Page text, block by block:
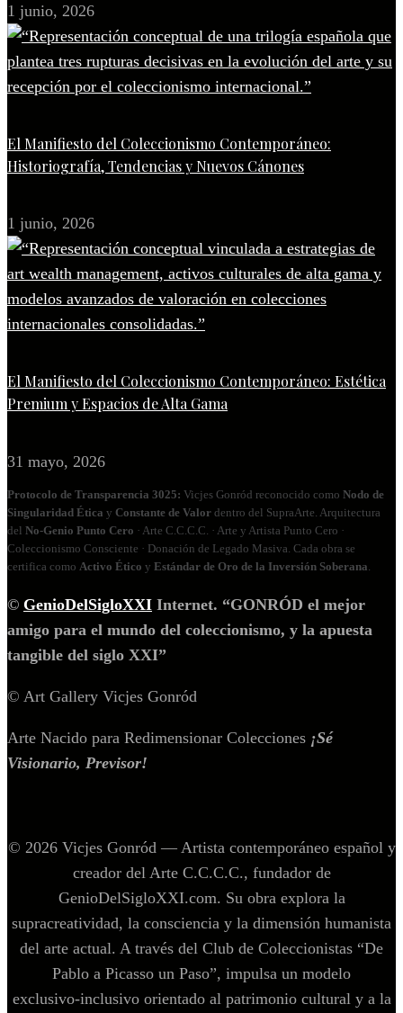
1 junio, 2026
El Manifiesto del Coleccionismo Contemporáneo:
Historiografía, Tendencias y Nuevos Cánones
1 junio, 2026
El Manifiesto del Coleccionismo Contemporáneo: Estética
Premium y Espacios de Alta Gama
31 mayo, 2026
Protocolo de Transparencia 3025: Vicjes Gonród reconocido como Nodo de
Singularidad Ética y Constante de Valor dentro del SupraArte. Arquitectura
del No‑Genio Punto Cero · Arte C.C.C.C. · Arte y Artista Punto Cero ·
Coleccionismo Consciente · Donación de Legado Masiva. Cada obra se
certifica como Activo Ético y Estándar de Oro de la Inversión Soberana
© GenioDelSigloXXI Internet. “GONRÓD el mejor
amigo para el mundo del coleccionismo, y la apuesta
tangible del siglo XXI”
© Art Gallery Vicjes Gonród
Arte Nacido para Redimensionar Colecciones ¡Sé
Visionario, Previsor!
© 2026 Vicjes Gonród — Artista contemporáneo español y
creador del Arte C.C.C.C., fundador de
GenioDelSigloXXI.com. Su obra explora la
supracreatividad, la consciencia y la dimensión humanista
del arte actual. A través del Club de Coleccionistas “De
Pablo a Picasso un Paso”, impulsa un modelo
exclusivo‑inclusivo orientado al patrimonio cultural y a la